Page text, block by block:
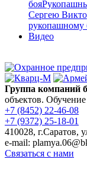
боя
Сергею
рукопашному
Видео
Группа компаний
объектов.
+7 (8452) 22-46-08
+7 (9372) 25-18-01
410028, г.Саратов,
e-mail:
Связаться с нами